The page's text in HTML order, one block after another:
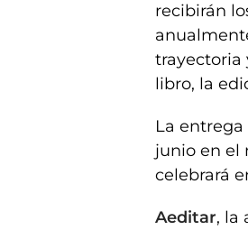
recibirán
trayectoria
libro, la
La
junio en el
celebrará
Aeditar, la